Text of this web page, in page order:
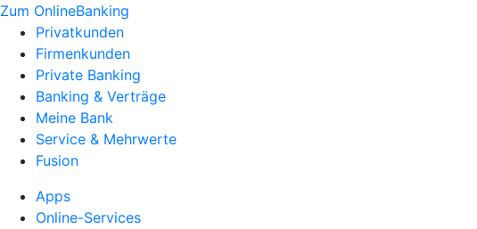
Zum OnlineBanking
Privatkunden
Firmenkunden
Private Banking
Banking & Verträge
Meine Bank
Service & Mehrwerte
Fusion
Apps
Online-Services